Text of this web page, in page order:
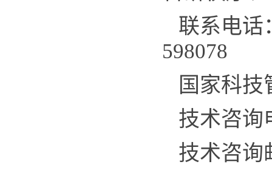
联系电话
598078
国家科技
技术咨询
技术咨询